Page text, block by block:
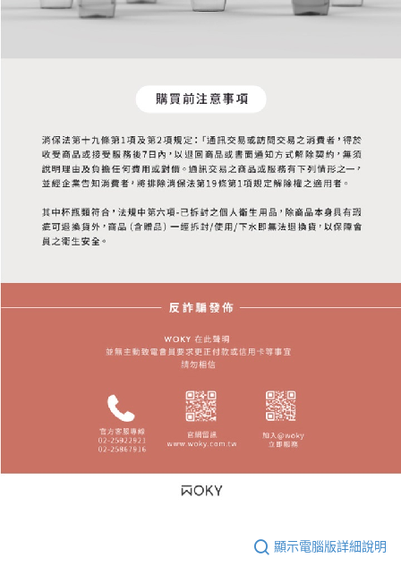
顯示電腦版詳細說明